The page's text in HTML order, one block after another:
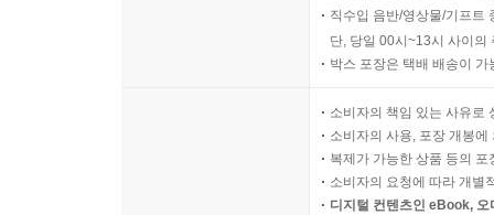
직수입 음반/영상물/기프트
단, 당일 00시~13시 사이의
박스 포장은 택배 배송이
소비자의 책임 있는 사유로
소비자의 사용, 포장 개봉
복제가 가능한 상품 등의
소비자의 요청에 따라 개별
디지털 컨텐츠인 eBook,